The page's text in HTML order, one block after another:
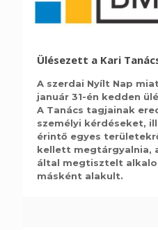
Ülésezett a Kari
A szerdai Nyílt Nap
január 31-én kedden
A Tanács tagjainak
személyi kérdéseket,
érintő egyes
kellett megtárgyalnia,
által megtisztelt
másként alakult.